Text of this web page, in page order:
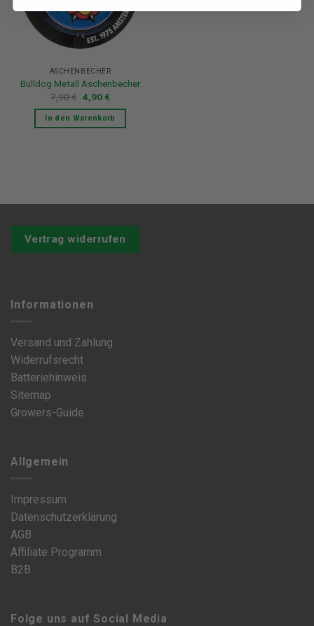
ASCHENBECHER
Bulldog Metall Aschenbecher
7,90€ Ursprünglicher
Preis
war:
7,90 €
4,90 €Aktueller
ist:
4,90 €.
In den Warenkorb
Vertrag widerrufen
Informationen
Versand und Zahlung
Widerrufsrecht
Batteriehinweis
Sitemap
Growers-Guide
Allgemein
Impressum
Datenschutzerklärung
AGB
Affiliate Programm
B2B
Folge uns auf Social Media